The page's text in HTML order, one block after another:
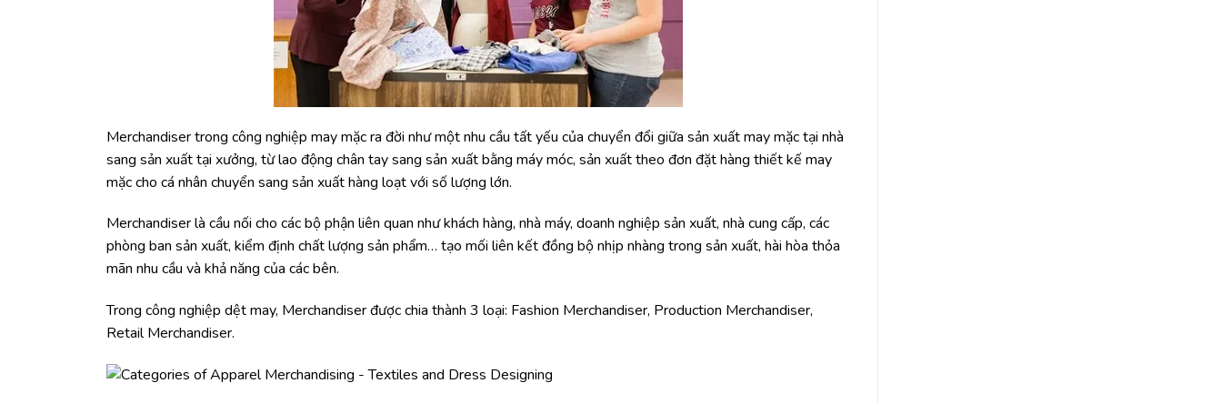
Merchandiser trong công nghiệp may mặc ra đời như một nhu cầu tất yếu của chuyển đổi giữa sản xuất may mặc tại nhà
sang sản xuất tại xưởng, từ lao động chân tay sang sản xuất bằng máy móc, sản xuất theo đơn đặt hàng thiết kế may
mặc cho cá nhân chuyển sang sản xuất hàng loạt với số lượng lớn.
Merchandiser là cầu nối cho các bộ phận liên quan như khách hàng, nhà máy, doanh nghiệp sản xuất, nhà cung cấp, các
phòng ban sản xuất, kiểm định chất lượng sản phẩm… tạo mối liên kết đồng bộ nhịp nhàng trong sản xuất, hài hòa thỏa
mãn nhu cầu và khả năng của các bên.
Trong công nghiệp dệt may, Merchandiser được chia thành 3 loại: Fashion Merchandiser, Production Merchandiser,
Retail Merchandiser.